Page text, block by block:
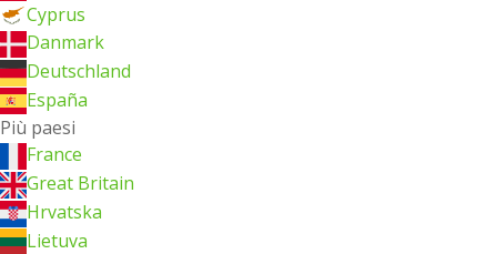
Cyprus
Danmark
Deutschland
España
Più paesi
France
Great Britain
Hrvatska
Lietuva